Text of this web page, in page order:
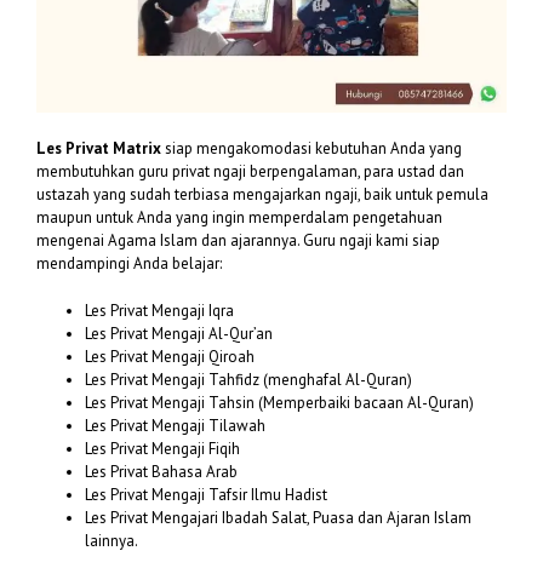
Les Privat Matrixsiap mengakomodasi kebutuhan Anda yang
membutuhkan guru privat ngaji berpengalaman, para ustad dan
ustazah yang sudah terbiasa mengajarkan ngaji, baik untuk pemula
maupun untuk Anda yang ingin memperdalam pengetahuan
mengenai Agama Islam dan ajarannya. Guru ngaji kami siap
mendampingi Anda belajar:
Les Privat Mengaji Iqra
Les Privat Mengaji Al-Qur’an
Les Privat Mengaji Qiroah
Les Privat Mengaji Tahfidz (menghafal Al-Quran)
Les Privat Mengaji Tahsin (Memperbaiki bacaan Al-Quran)
Les Privat Mengaji Tilawah
Les Privat Mengaji Fiqih
Les Privat Bahasa Arab
Les Privat Mengaji Tafsir Ilmu Hadist
Les Privat Mengajari Ibadah Salat, Puasa dan Ajaran Islam
lainnya.